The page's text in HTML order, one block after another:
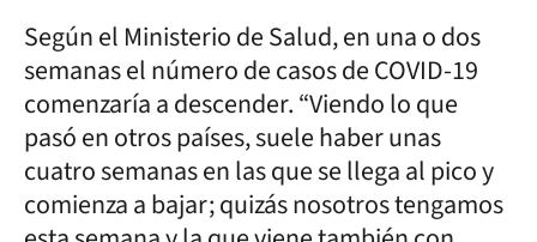
Según el Ministerio de Salud, en una o dos
semanas el número de casos de COVID-19
comenzaría a descender. “Viendo lo que
pasó en otros países, suele haber unas
cuatro semanas en las que se llega al pico y
comienza a bajar; quizás nosotros tengamos